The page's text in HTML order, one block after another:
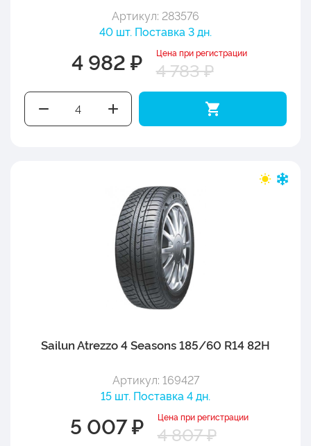
Артикул: 283576
40 шт. Поставка 3 дн.
4 982 ₽ Цена при регистрации
4 783 ₽
Sailun Atrezzo 4 Seasons 185/60 R14 82H
Артикул: 169427
15 шт. Поставка 4 дн.
5 007 ₽ Цена при регистрации
4 807 ₽